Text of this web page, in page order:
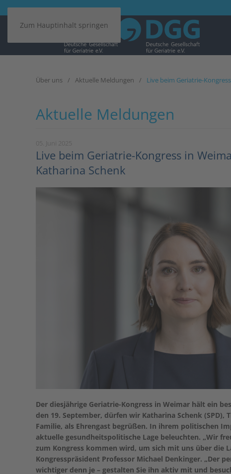
Zum Hauptinhalt springen
Über uns Aktuelle Meldungen Live beim Geriatrie-
Aktuelle Meldungen
Live beim Geriatrie-Kongress in
Katharina Schenk
Der diesjährige Geriatrie-Kongress in Weimar hält ein
den 19. September, dürfen wir Katharina Schenk
Familie, als Ehrengast begrüßen. In ihrem politischen
aktuelle gesundheitspolitische Lage beleuchten. „Wir
zum Kongress kommen wird, um sich mit uns über die
Kongresspräsident Professor Michael Denkinger. „Der
wichtiger denn je – gestalten Sie ihn aktiv mit und